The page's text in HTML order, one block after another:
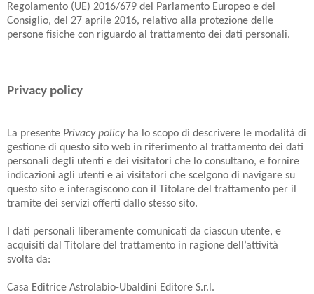
Regolamento (UE) 2016/679 del Parlamento Europeo e del
Consiglio, del 27 aprile 2016, relativo alla protezione delle
persone fisiche con riguardo al trattamento dei dati personali.
Privacy policy
La presente Privacy policyha lo scopo di descrivere le modalità di
gestione di questo sito web in riferimento al trattamento dei dati
personali degli utenti e dei visitatori che lo consultano, e fornire
indicazioni agli utenti e ai visitatori che scelgono di navigare su
questo sito e interagiscono con il Titolare del trattamento per il
tramite dei servizi offerti dallo stesso sito.
I dati personali liberamente comunicati da ciascun utente, e
acquisiti dal Titolare del trattamento in ragione dell’attività
svolta da:
Casa Editrice Astrolabio-Ubaldini Editore S.r.l.